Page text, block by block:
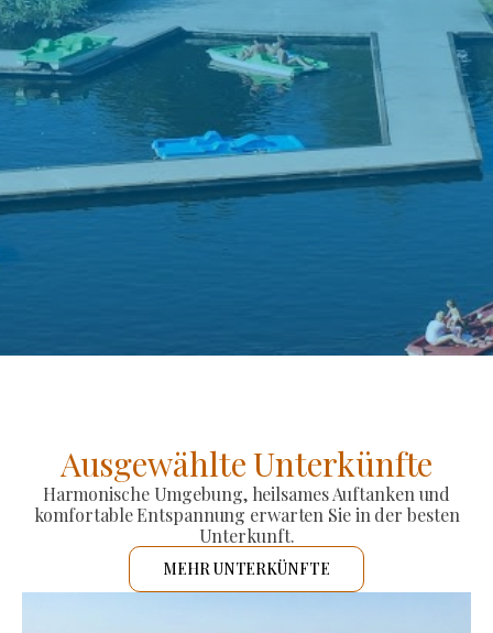
Ausgewählte Unterkünfte
Harmonische Umgebung, heilsames Auftanken und
komfortable Entspannung erwarten Sie in der besten
Unterkunft.
MEHR UNTERKÜNFTE